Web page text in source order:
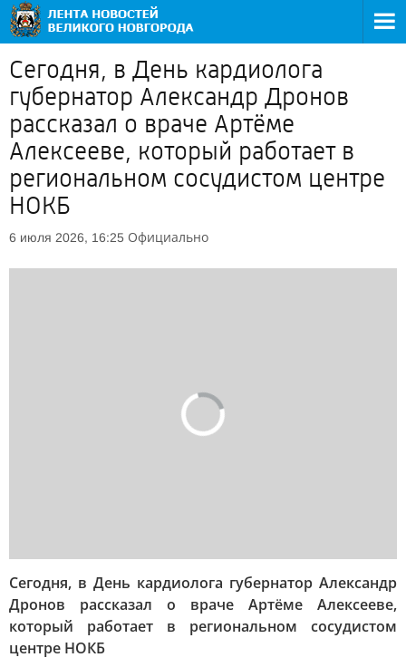
Сегодня, в День кардиолога
губернатор Александр Дронов
рассказал о враче Артёме
Алексееве, который работает в
региональном сосудистом центре
НОКБ
6 июля 2026, 16:25 Официально
Сегодня, в День кардиолога губернатор Александр
Дронов рассказал о враче Артёме Алексееве,
который работает в региональном сосудистом
центре НОКБ